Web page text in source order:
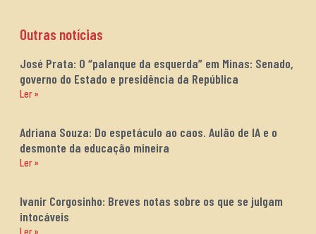
Outras notícias
José Prata: O “palanque da esquerda” em Minas: Senado,
governo do Estado e presidência da República
Ler »
Adriana Souza: Do espetáculo ao caos. Aulão de IA e o
desmonte da educação mineira
Ler »
Ivanir Corgosinho: Breves notas sobre os que se julgam
intocáveis
Ler »